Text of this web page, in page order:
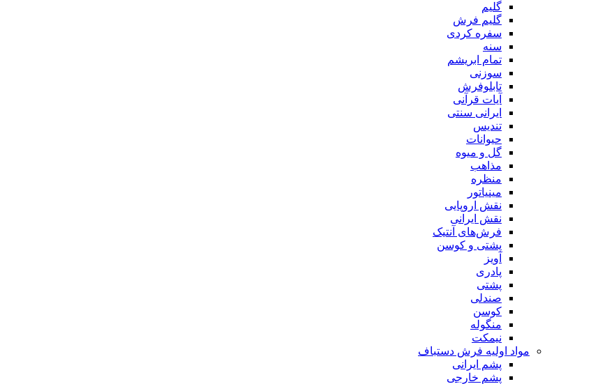
گلیم
گلیم فرش
سفره کردی
سنه
تمام ابریشم
سوزنی
تابلوفرش
آیات قرآنی
ایرانی سنتی
تندیس
حیوانات
گل و میوه
مذاهب
منظره
مینیاتور
نقش اروپایی
نقش ایرانی
فرش‌های آنتیک
پشتی و کوسن
آویز
پادری
پشتی
صندلی
کوسن
منگوله
نیمکت
مواد اولیه فرش دستباف
پشم ایرانی
پشم خارجی